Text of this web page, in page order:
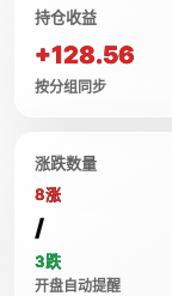
持仓收益
+128.56
按分组同步
涨跌数量
8涨
/
3跌
开盘自动提醒